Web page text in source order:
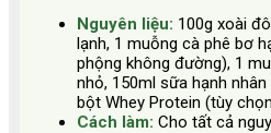
Nguyên liệu: 100g xoài
lạnh, 1 muỗng cà phê bơ
phộng không đường), 1
nhỏ, 150ml sữa hạnh
bột Whey Protein (tùy
Cách làm: Cho tất cả